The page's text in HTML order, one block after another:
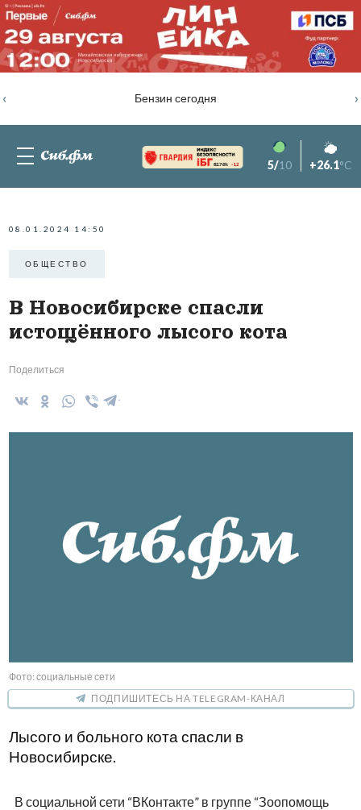
Бензин сегодня
‹ ›
82.76% -1.2 5/10 +26.1°C
08.01.2024 14:50
ОБЩЕСТВО
В Новосибирске спасли
истощённого лысого кота
Поделиться
Фото: социальные сети
ПОДПИШИТЕСЬ НА TELEGRAM-КАНАЛ
Лысого и больного кота спасли в
Новосибирске.
В социальной сети “ВКонтакте” в группе “Зоопомощь